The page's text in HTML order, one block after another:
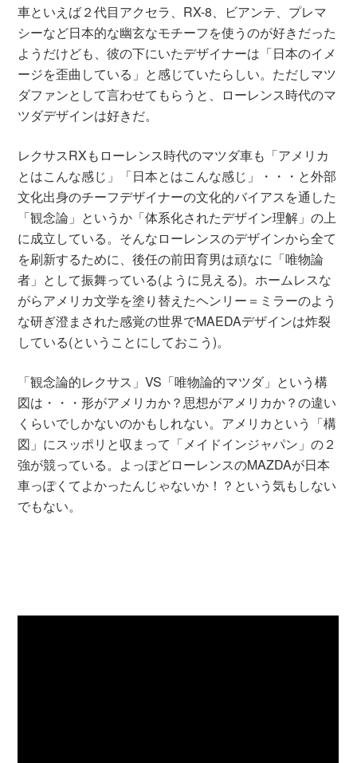
車といえば２代目アクセラ、RX-8、ビアンテ、プレマ
シーなど日本的な幽玄なモチーフを使うのが好きだった
ようだけども、彼の下にいたデザイナーは「日本のイメ
ージを歪曲している」と感じていたらしい。ただしマツ
ダファンとして言わせてもらうと、ローレンス時代のマ
ツダデザインは好きだ。
レクサスRXもローレンス時代のマツダ車も「アメリカ
とはこんな感じ」「日本とはこんな感じ」・・・と外部
文化出身のチーフデザイナーの文化的バイアスを通した
「観念論」というか「体系化されたデザイン理解」の上
に成立している。そんなローレンスのデザインから全て
を刷新するために、後任の前田育男は頑なに「唯物論
者」として振舞っている(ように見える)。ホームレスな
がらアメリカ文学を塗り替えたヘンリー＝ミラーのよう
な研ぎ澄まされた感覚の世界でMAEDAデザインは炸裂
している(ということにしておこう)。
「観念論的レクサス」VS「唯物論的マツダ」という構
図は・・・形がアメリカか？思想がアメリカか？の違い
くらいでしかないのかもしれない。アメリカという「構
図」にスッポリと収まって「メイドインジャパン」の２
強が競っている。よっぽどローレンスのMAZDAが日本
車っぽくてよかったんじゃないか！？という気もしない
でもない。